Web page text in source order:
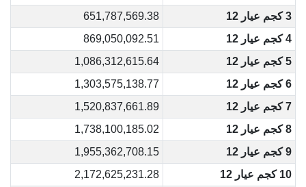
3 كجم عيار 12
651,787,569.38
4 كجم عيار 12
869,050,092.51
5 كجم عيار 12
1,086,312,615.64
6 كجم عيار 12
1,303,575,138.77
7 كجم عيار 12
1,520,837,661.89
8 كجم عيار 12
1,738,100,185.02
9 كجم عيار 12
1,955,362,708.15
10 كجم عيار 12
2,172,625,231.28